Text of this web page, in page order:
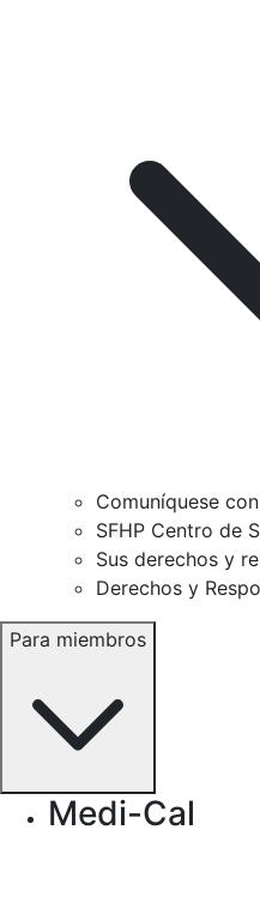
Comuníquese
SFHP Centro de
Sus derechos y
Derechos y
Para miembros
Medi-Cal